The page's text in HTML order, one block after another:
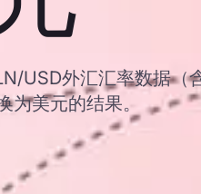
USD外汇汇率数据（
美元的结果。